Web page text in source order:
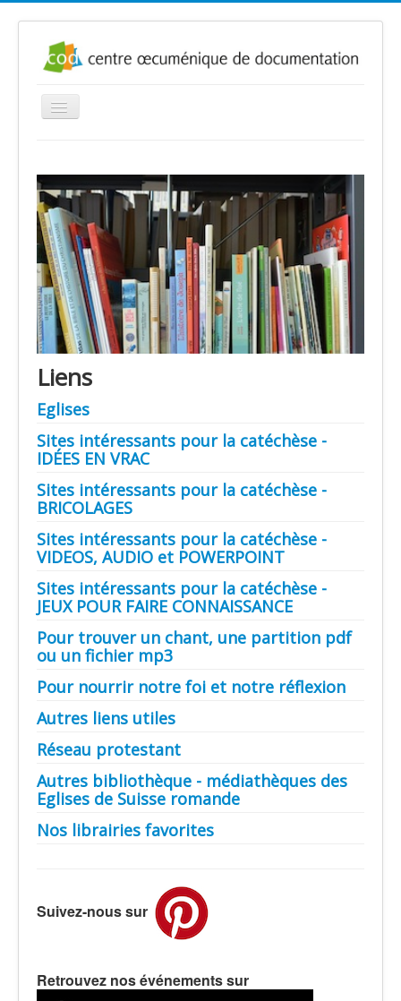
Basculer
Infos
Où nous trouver
Bulletins nouveautés
Liens
Contact
Liens
Eglises
Sites intéressants pour la catéchèse -
IDÉES EN VRAC
Sites intéressants pour la catéchèse -
BRICOLAGES
Sites intéressants pour la catéchèse -
VIDEOS, AUDIO et POWERPOINT
Sites intéressants pour la catéchèse -
JEUX POUR FAIRE CONNAISSANCE
Pour trouver un chant, une partition pdf
ou un fichier mp3
Pour nourrir notre foi et notre réflexion
Autres liens utiles
Réseau protestant
Autres bibliothèque - médiathèques des
Eglises de Suisse romande
Nos librairies favorites
Suivez-nous sur
Retrouvez nos événements sur